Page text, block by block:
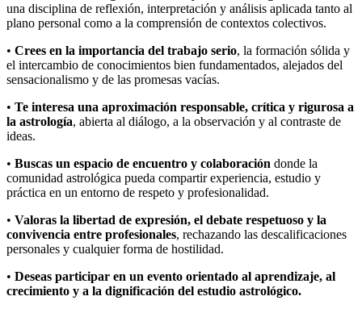
una disciplina de reflexión, interpretación y análisis aplicada tanto al
plano personal como a la comprensión de contextos colectivos.
• Crees en la importancia del trabajo serio, la formación sólida y
el intercambio de conocimientos bien fundamentados, alejados del
sensacionalismo y de las promesas vacías.
• Te interesa una aproximación responsable, crítica y rigurosa a
la astrología, abierta al diálogo, a la observación y al contraste de
ideas.
• Buscas un espacio de encuentro y colaboración donde la
comunidad astrológica pueda compartir experiencia, estudio y
práctica en un entorno de respeto y profesionalidad.
• Valoras la libertad de expresión, el debate respetuoso y la
convivencia entre profesionales, rechazando las descalificaciones
personales y cualquier forma de hostilidad.
• Deseas participar en un evento orientado al aprendizaje, al
crecimiento y a la dignificación del estudio astrológico.